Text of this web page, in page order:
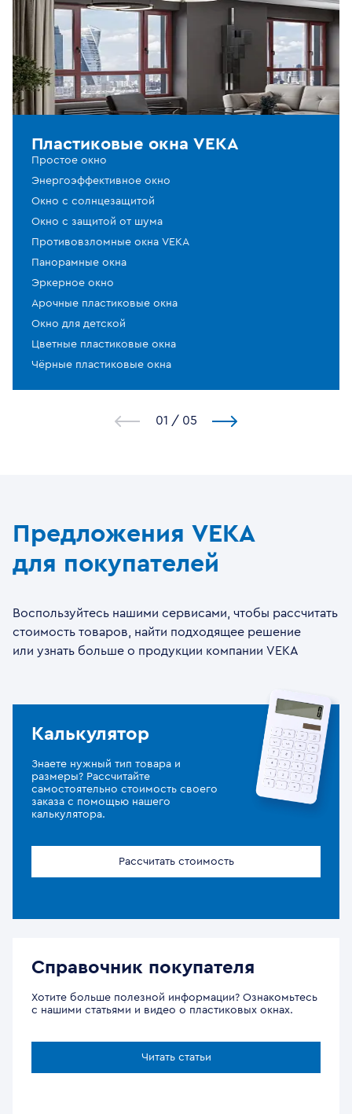
Пластиковые окна VEKA
Простое окно
Энергоэффективное окно
Окно с солнцезащитой
Окно с защитой от шума
Противовзломные окна VEKA
Панорамные окна
Эркерное окно
Арочные пластиковые окна
Окно для детской
Цветные пластиковые окна
Чёрные пластиковые окна
1 / 5
Предложения VEKA
для покупателей
Воспользуйтесь нашими сервисами, чтобы рассчитать
стоимость товаров, найти подходящее решение
или узнать больше о продукции компании VEKA
Калькулятор
Знаете нужный тип товара и
размеры? Рассчитайте
самостоятельно стоимость своего
заказа с помощью нашего
калькулятора.
Рассчитать стоимость
Справочник покупателя
Хотите больше полезной информации? Ознакомьтесь
с нашими статьями и видео о пластиковых окнах.
Читать статьи